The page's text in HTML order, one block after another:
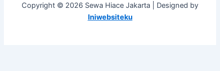
Copyright © 2026 Sewa Hiace Jakarta | Designed by
Iniwebsiteku